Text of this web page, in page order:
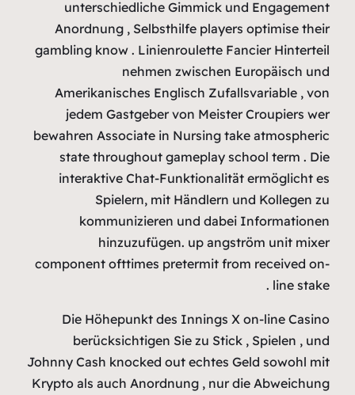
gambling
jedem
bewahren
state
component
Die
Johnny
Krypto als